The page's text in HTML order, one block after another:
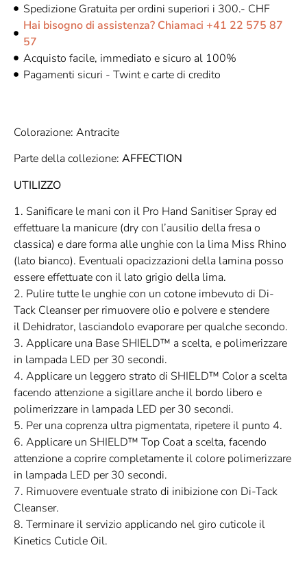
Spedizione Gratuita per ordini superiori i 300.- CHF
Hai bisogno di assistenza? Chiamaci +41 22 575 87
57
Acquisto facile, immediato e sicuro al 100%
Pagamenti sicuri - Twint e carte di credito
Colorazione: Antracite
Parte della collezione: AFFECTION
UTILIZZO
1. Sanificare le mani con il Pro Hand Sanitiser Spray ed
effettuare la manicure (dry con l’ausilio della fresa o
classica) e dare forma alle unghie con la lima Miss Rhino
(lato bianco). Eventuali opacizzazioni della lamina posso
essere effettuate con il lato grigio della lima.
2. Pulire tutte le unghie con un cotone imbevuto di Di-
Tack Cleanser per rimuovere olio e polvere e stendere
il Dehidrator, lasciandolo evaporare per qualche secondo.
3. Applicare una Base SHIELD™ a scelta, e polimerizzare
in lampada LED per 30 secondi.
4. Applicare un leggero strato di SHIELD™ Color a scelta
facendo attenzione a sigillare anche il bordo libero e
polimerizzare in lampada LED per 30 secondi.
5. Per una coprenza ultra pigmentata, ripetere il punto 4.
6. Applicare un SHIELD™ Top Coat a scelta, facendo
attenzione a coprire completamente il colore polimerizzare
in lampada LED per 30 secondi.
7. Rimuovere eventuale strato di inibizione con Di-Tack
Cleanser.
8. Terminare il servizio applicando nel giro cuticole il
Kinetics Cuticle Oil.